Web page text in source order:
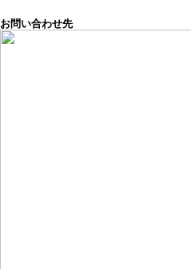
お問い合わせ先